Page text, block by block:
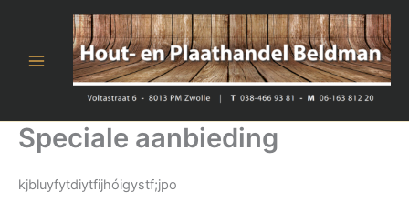
Speciale aanbieding
kjbluyfytdiytfijhóigystf;jpo